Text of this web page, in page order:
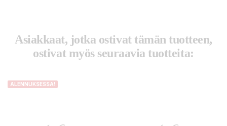
Asiakkaat, jotka ostivat tämän tuotteen,
ostivat myös seuraavia tuotteita:
ALENNUKSESSA!